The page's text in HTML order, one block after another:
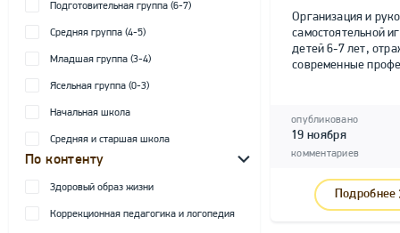
Подготовительная группа (6-7)
Средняя группа (4-5)
Младшая группа (3-4)
Ясельная группа (0-3)
Начальная школа
Средняя и старшая школа
По контенту
Здоровый образ жизни
Коррекционная педагогика и логопедия
Организация и
самостоятельной
детей 6-7 лет,
современные
опубликовано
19 ноября
комментариев
Подробнее